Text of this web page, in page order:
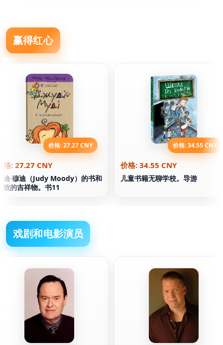
赢得红心
价格: 27.27 CNY
格: 27.27 CNY
迪·穆迪（Judy Moody）的书和
败的吉祥物。书11
价格: 34.55 CNY
价格: 34.55 CNY
儿童书籍无聊学校。导游
戏剧和电影演员